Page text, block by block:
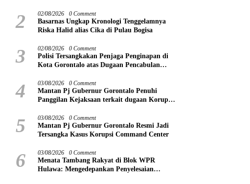
2 02/08/2026 0 Comment
Basarnas Ungkap Kronologi Tenggelamnya
Riska Halid alias Cika di Pulau Bogisa
3 02/08/2026 0 Comment
Polisi Tersangkakan Penjaga Penginapan di
Kota Gorontalo atas Dugaan Pencabulan
4 03/08/2026 0 Comment
Mantan Pj Gubernur Gorontalo Penuhi
Panggilan Kejaksaan terkait dugaan Korupsi
5 03/08/2026 0 Comment
Mantan Pj Gubernur Gorontalo Resmi Jadi
Tersangka Kasus Korupsi Command Center
6 03/08/2026 0 Comment
Menata Tambang Rakyat di Blok WPR
Hulawa: Mengedepankan Penyelesaian